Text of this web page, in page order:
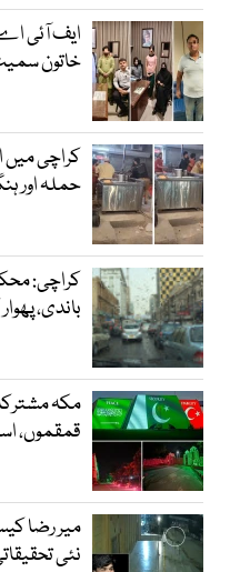
ایف آئی اے
خاتون سمیت 3 مسافر
کراچی میں
حملہ اور ہنگامہ
کراچی:
باندی،
مکہ مشترکہ
قمقموں،
میر رضا
نئی